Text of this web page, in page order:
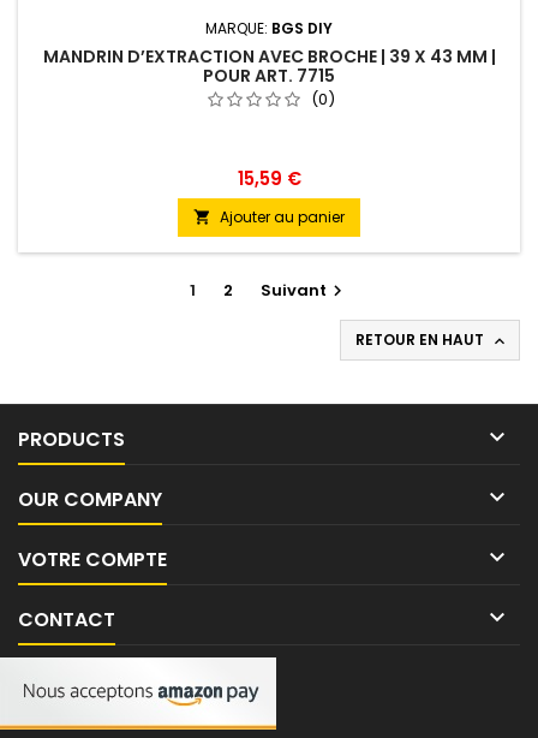
MARQUE: BGS DIY
MANDRIN D’EXTRACTION AVEC BROCHE | 39 X 43 MM |
POUR ART. 7715
(0)
15,59 €
 Ajouter au panier
1 2 Suivant 
RETOUR EN HAUT 
PRODUCTS 
OUR COMPANY 
VOTRE COMPTE 
CONTACT 